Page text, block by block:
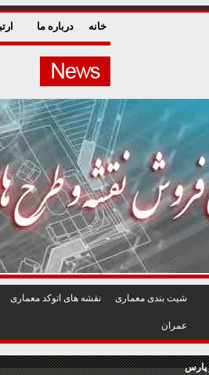
خانه درباره ما
شيت بندی معماری نقشه های اتوکد معماری
عمران
پارس